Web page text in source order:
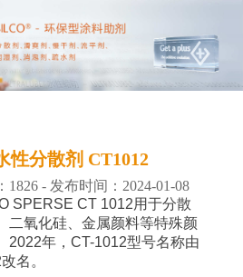
性分散剂 CT1012
1826 - 发布时间：2024-01-08
SPERSE CT 1012用于分散
二氧化硅、金属颜料等特殊颜
2022年，CT-1012型号名称由
名。